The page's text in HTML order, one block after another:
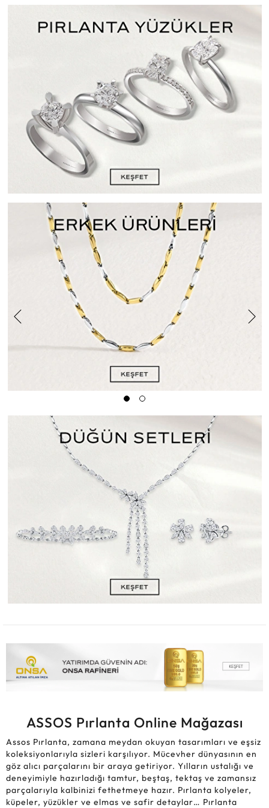
ASSOS Pırlanta Online Mağazası
Assos Pırlanta, zamana meydan okuyan tasarımları ve eşsiz
koleksiyonlarıyla sizleri karşılıyor. Mücevher dünyasının en
göz alıcı parçalarını bir araya getiriyor. Yılların ustalığı ve
deneyimiyle hazırladığı tamtur, beştaş, tektaş ve zamansız
parçalarıyla kalbinizi fethetmeye hazır. Pırlanta kolyeler,
küpeler, yüzükler ve elmas ve safir detaylar… Pırlanta